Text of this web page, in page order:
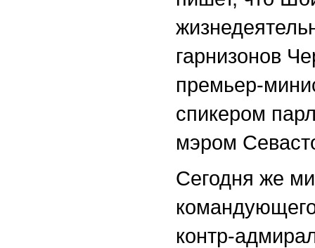
гарнизонов
премьер-
спикером
мэром
Сегодня же
контр-